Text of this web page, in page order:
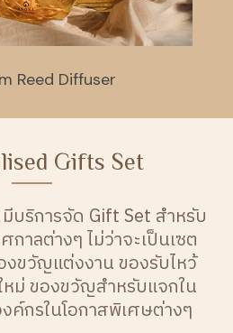
Reed Diffuser
Gifts Set
บริการจัด Gift Set สำหรับ
กาลต่างๆ ไม่ว่าจะเป็นเซต
ขวัญแต่งงาน ของรับไหว้
ม่ ของขวัญสำหรับแจกใน
ค์กรในโอกาสพิเศษต่างๆ